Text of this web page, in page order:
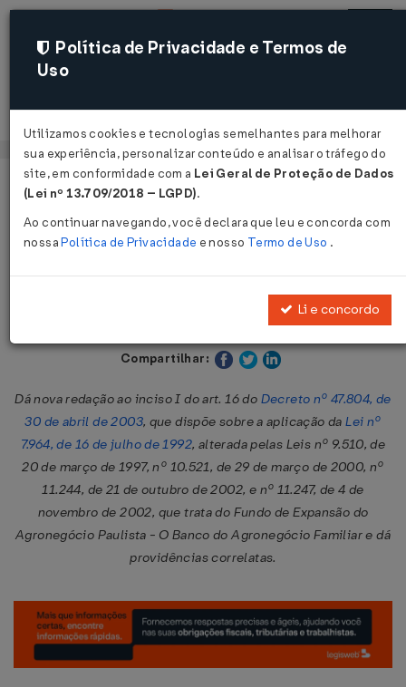
Acessar
Página Inicial Legislações
Decreto nº 52.794 de 11/03/2008
Publicado no DOE - SP em 12 mar 2008
Compartilhar:
Dá nova redação ao inciso I do art. 16 do Decreto nº 47.804, de
30 de abril de 2003, que dispõe sobre a aplicação daLei nº
7.964, de 16 de julho de 1992, alterada pelas Leis nº 9.510, de
20 de março de 1997, nº 10.521, de 29 de março de 2000, nº
11.244, de 21 de outubro de 2002, e nº 11.247, de 4 de
novembro de 2002, que trata do Fundo de Expansão do
Agronegócio Paulista - O Banco do Agronegócio Familiar e dá
providências correlatas.
Política de Privacidade e Termos de
Uso
Utilizamos cookies e tecnologias semelhantes para melhorar
sua experiência, personalizar conteúdo e analisar o tráfego do
site, em conformidade com a Lei Geral de Proteção de Dados
(Lei nº 13.709/2018 – LGPD).
Ao continuar navegando, você declara que leu e concorda com
nossaPolítica de Privacidade e nosso Termo de Uso .
Li e concordo